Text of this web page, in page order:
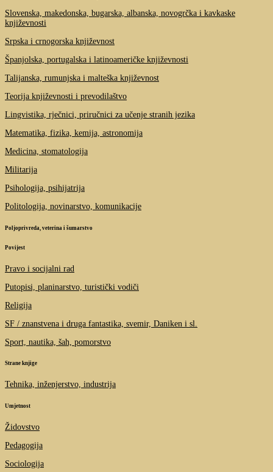
Slovenska, makedonska, bugarska, albanska, novogrčka i kavkaske
književnosti
Srpska i crnogorska književnost
Španjolska, portugalska i latinoameričke književnosti
Talijanska, rumunjska i malteška književnost
Teorija književnosti i prevodilaštvo
Lingvistika, rječnici, priručnici za učenje stranih jezika
Matematika, fizika, kemija, astronomija
Medicina, stomatologija
Militarija
Psihologija, psihijatrija
Politologija, novinarstvo, komunikacije
Poljoprivreda, veterina i šumarstvo
Povijest
Pravo i socijalni rad
Putopisi, planinarstvo, turistički vodiči
Religija
SF / znanstvena i druga fantastika, svemir, Daniken i sl.
Sport, nautika, šah, pomorstvo
Strane knjige
Tehnika, inženjerstvo, industrija
Umjetnost
Židovstvo
Pedagogija
Sociologija